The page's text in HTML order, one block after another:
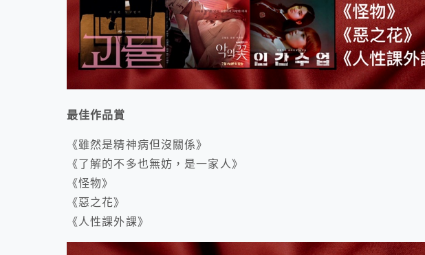
最佳作品賞
《雖然是精神病但沒關係》
《了解的不多也無妨，是一家人》
《怪物》
《惡之花》
《人性課外課》